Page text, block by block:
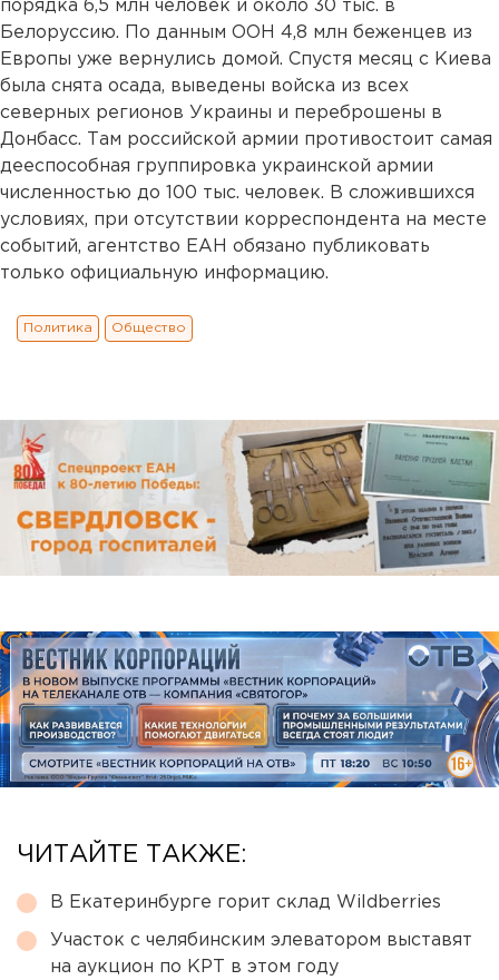
порядка 6,5 млн человек и около 30 тыс. в
Белоруссию. По данным ООН 4,8 млн беженцев из
Европы уже вернулись домой. Спустя месяц с Киева
была снята осада, выведены войска из всех
северных регионов Украины и переброшены в
Донбасс. Там российской армии противостоит самая
дееспособная группировка украинской армии
численностью до 100 тыс. человек. В сложившихся
условиях, при отсутствии корреспондента на месте
событий, агентство ЕАН обязано публиковать
только официальную информацию.
Политика Общество
ЧИТАЙТЕ ТАКЖЕ:
В Екатеринбурге горит склад Wildberries
Участок с челябинским элеватором выставят
на аукцион по КРТ в этом году